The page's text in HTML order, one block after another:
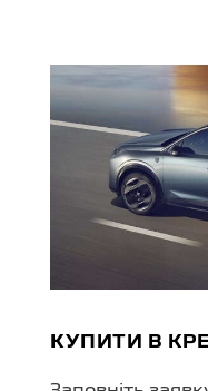
КУПИТИ В